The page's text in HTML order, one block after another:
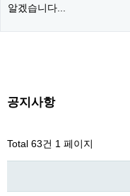
알겠습니다...
공지사항
Total 63건 1 페이지